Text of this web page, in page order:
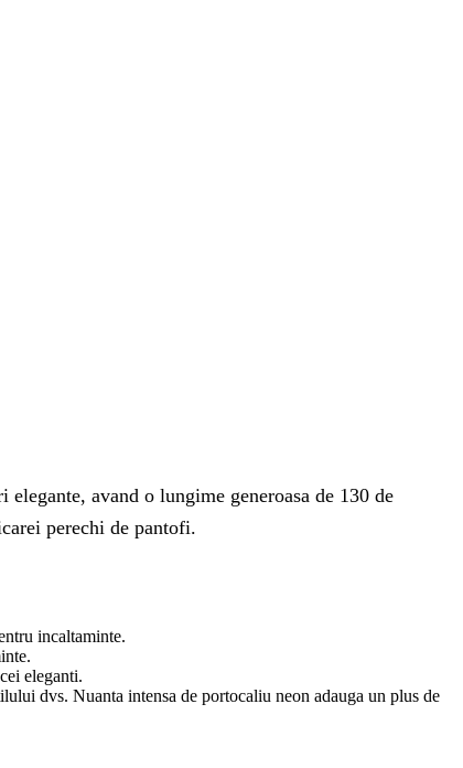
avand o lungime generoasa de 130 de
perechi de pantofi.
incaltaminte.
eleganti.
dvs. Nuanta intensa de portocaliu neon adauga un plus de